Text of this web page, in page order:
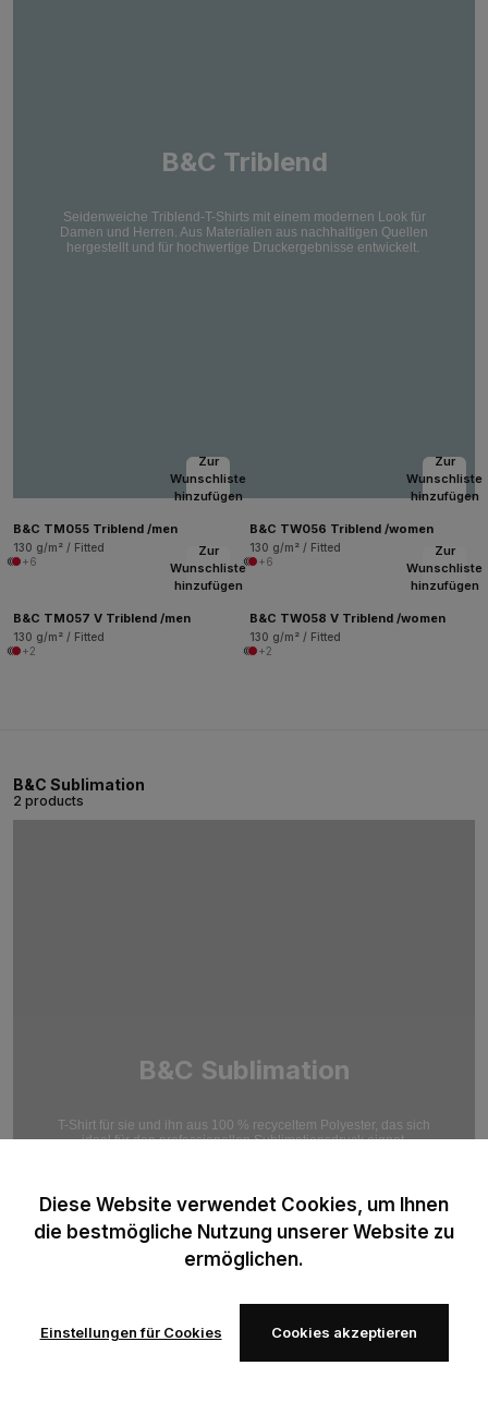
B&C Triblend
Seidenweiche Triblend-T-Shirts mit einem modernen Look für
Damen und Herren. Aus Materialien aus nachhaltigen Quellen
hergestellt und für hochwertige Druckergebnisse entwickelt.
Zur
Wunschliste
hinzufügen
B&C TM055 Triblend /men
130 g/m² / Fitted
+6
Zur
Wunschliste
hinzufügen
B&C TW056 Triblend /women
130 g/m² / Fitted
+6
Zur
Wunschliste
hinzufügen
B&C TM057 V Triblend /men
130 g/m² / Fitted
+2
Zur
Wunschliste
hinzufügen
B&C TW058 V Triblend /women
130 g/m² / Fitted
+2
B&C Sublimation
2 products
B&C Sublimation
T-Shirt für sie und ihn aus 100 % recyceltem Polyester, das sich
ideal für den professionellen Sublimationsdruck eignet.
Diese Website verwendet Cookies, um Ihnen
die bestmögliche Nutzung unserer Website zu
ermöglichen.
Einstellungen für Cookies Cookies akzeptieren